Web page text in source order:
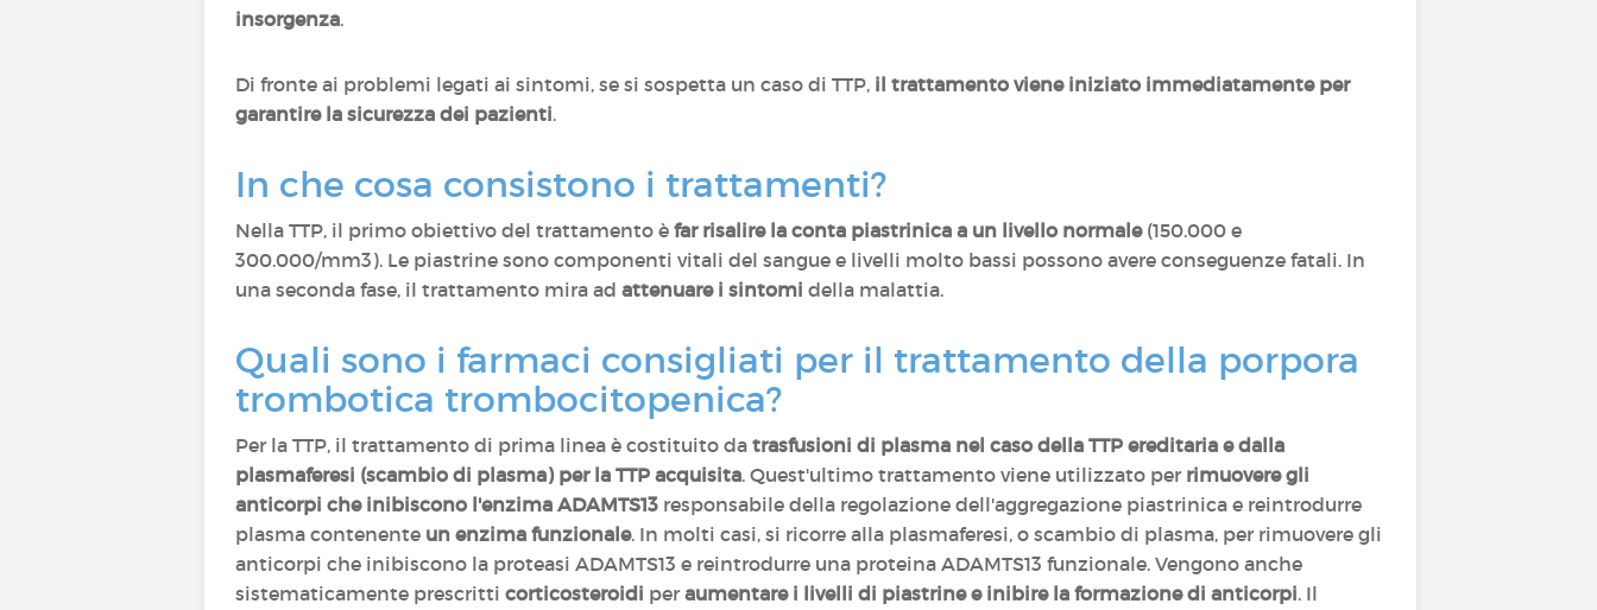
insorgenza.
Di fronte ai problemi legati ai sintomi, se si sospetta un caso di TTP, il trattamento viene iniziato immediatamente per
garantire la sicurezza dei pazienti.
In che cosa consistono i trattamenti?
Nella TTP, il primo obiettivo del trattamento è far risalire la conta piastrinica a un livello normale(150.000 e
300.000/mm3). Le piastrine sono componenti vitali del sangue e livelli molto bassi possono avere conseguenze fatali. In
una seconda fase, il trattamento mira ad attenuare i sintomi della malattia.
Quali sono i farmaci consigliati per il trattamento della porpora
trombotica trombocitopenica?
Per la TTP, il trattamento di prima linea è costituito da trasfusioni di plasma nel caso della TTP ereditaria e dalla
plasmaferesi (scambio di plasma) per la TTP acquisita. Quest'ultimo trattamento viene utilizzato per rimuovere gli
anticorpi che inibiscono l'enzima ADAMTS13 responsabile della regolazione dell'aggregazione piastrinica e reintrodurre
plasma contenente un enzima funzionale. In molti casi, si ricorre alla plasmaferesi, o scambio di plasma, per rimuovere gli
anticorpi che inibiscono la proteasi ADAMTS13 e reintrodurre una proteina ADAMTS13 funzionale. Vengono anche
sistematicamente prescritti corticosteroidi per aumentare i livelli di piastrine e inibire la formazione di anticorpi. Il